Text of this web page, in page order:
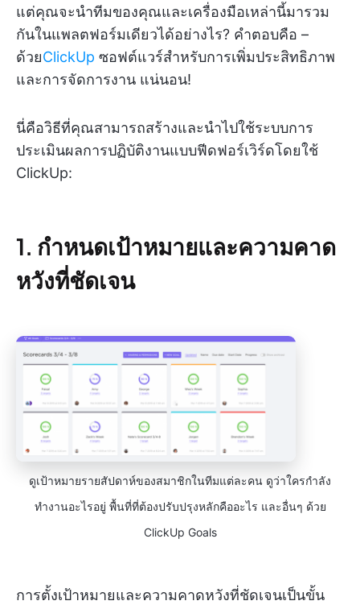
แต่คุณจะนำทีมของคุณและเครื่องมือเหล่านี้มารวม
กันในแพลตฟอร์มเดียวได้อย่างไร? คำตอบคือ –
ด้วยClickUp ซอฟต์แวร์สำหรับการเพิ่มประสิทธิภาพ
และการจัดการงาน แน่นอน!
นี่คือวิธีที่คุณสามารถสร้างและนำไปใช้ระบบการ
ประเมินผลการปฏิบัติงานแบบฟีดฟอร์เวิร์ดโดยใช้
ClickUp:
1. กำหนดเป้าหมายและความคาด
หวังที่ชัดเจน
ดูเป้าหมายรายสัปดาห์ของสมาชิกในทีมแต่ละคน ดูว่าใครกำลัง
ทำงานอะไรอยู่ พื้นที่ที่ต้องปรับปรุงหลักคืออะไร และอื่นๆ ด้วย
ClickUp Goals
การตั้งเป้าหมายและความคาดหวังที่ชัดเจนเป็นขั้น